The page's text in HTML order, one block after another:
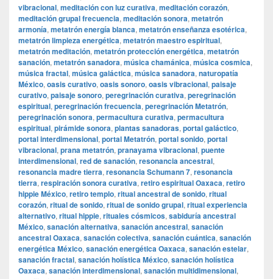
vibracional, meditación con luz curativa, meditación corazón,
meditación grupal frecuencia, meditación sonora, metatrón
armonía, metatrón energía blanca, metatrón enseñanza esotérica,
metatrón limpieza energética, metatrón maestro espiritual,
metatrón meditación, metatrón protección energética, metatrón
sanación, metatrón sanadora, música chamánica, música cosmica,
música fractal, música galáctica, música sanadora, naturopatía
México, oasis curativo, oasis sonoro, oasis vibracional, paisaje
curativo, paisaje sonoro, peregrinación curativa, peregrinación
espiritual, peregrinación frecuencia, peregrinación Metatrón,
peregrinación sonora, permacultura curativa, permacultura
espiritual, pirámide sonora, plantas sanadoras, portal galáctico,
portal interdimensional, portal Metatrón, portal sonido, portal
vibracional, prana metatrón, pranayama vibracional, puente
interdimensional, red de sanación, resonancia ancestral,
resonancia madre tierra, resonancia Schumann 7, resonancia
tierra, respiración sonora curativa, retiro espiritual Oaxaca, retiro
hippie México, retiro templo, ritual ancestral de sonido, ritual
corazón, ritual de sonido, ritual de sonido grupal, ritual experiencia
alternativo, ritual hippie, rituales cósmicos, sabiduría ancestral
México, sanación alternativa, sanación ancestral, sanación
ancestral Oaxaca, sanación colectiva, sanación cuántica, sanación
energética México, sanación energética Oaxaca, sanación estelar,
sanación fractal, sanación holística México, sanación holística
Oaxaca, sanación interdimensional, sanación multidimensional,